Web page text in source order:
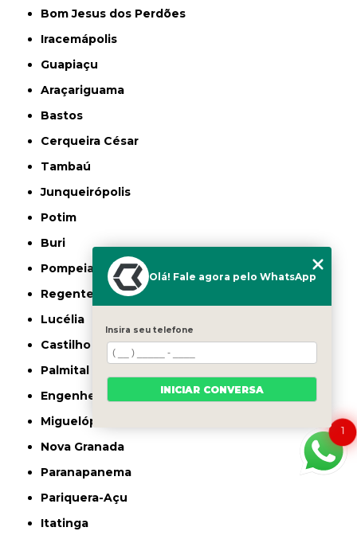
Bom Jesus dos Perdões
Iracemápolis
Guapiaçu
Araçariguama
Bastos
Cerqueira César
Tambaú
Junqueirópolis
Potim
Buri
Pompeia
Regente Feijó
Lucélia
Castilho
Palmital
Engenheiro Coelho
Miguelópolis
Nova Granada
Paranapanema
Pariquera-Açu
Itatinga
1
Olá! Fale agora pelo WhatsApp
Insira seu telefone
INICIAR CONVERSA